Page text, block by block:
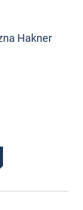
Hakner